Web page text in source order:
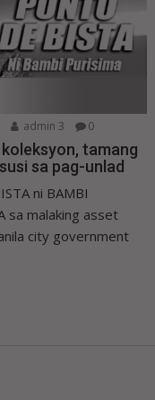
admin 3 0
tamang
sa pag-unlad
ni BAMBI
sa malaking asset
city government